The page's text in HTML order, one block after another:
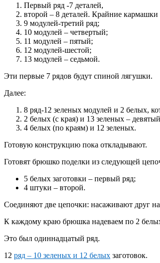
Первый ряд -7 деталей,
второй – 8 деталей. Крайние
9 модулей-третий ряд;
10 модулей – четвертый;
11 модулей – пятый;
12 модулей-шестой;
13 модулей – седьмой.
Эти первые 7 рядов будут спиной лягушки.
Далее:
8 ряд-12 зеленых модулей и 2 белых,
2 белых (с края) и 13 зеленых –
4 белых (по краям) и 12 зеленых.
Готовую конструкцию пока откладывают.
Готовят брюшко поделки из следующей
5 белых заготовки – первый ряд;
4 штуки – второй.
Соединяют две цепочки: насаживают друг
К каждому краю брюшка надеваем по 2
Это был одиннадцатый ряд.
12 ряд – 10 зеленых и 12 белых заготовок.